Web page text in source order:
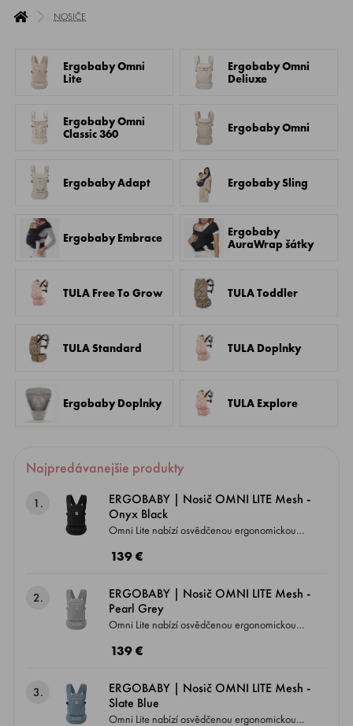
NOSIČE
Ergobaby Omni
Lite
Ergobaby Omni
Deliuxe
Ergobaby Omni
Classic 360
Ergobaby Omni
Ergobaby Adapt Ergobaby Sling
Ergobaby Embrace
Ergobaby
AuraWrap šátky
TULA Free To Grow TULA Toddler
TULA Standard TULA Doplnky
Ergobaby Doplnky TULA Explore
Najpredávanejšie produkty
1.
ERGOBABY | Nosič OMNI LITE Mesh -
Onyx Black
Omni Lite nabízí osvědčenou ergonomickou
univerzální neutrální odstíny pro každodenní
použití a také o vybrané limitované varianty,
139 €
2.
ERGOBABY | Nosič OMNI LITE Mesh -
Pearl Grey
Omni Lite nabízí osvědčenou ergonomickou
univerzální neutrální odstíny pro každodenní
použití a také o vybrané limitované varianty,
139 €
3.
ERGOBABY | Nosič OMNI LITE Mesh -
Slate Blue
Omni Lite nabízí osvědčenou ergonomickou